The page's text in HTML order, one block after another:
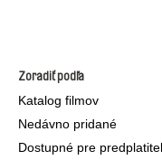
Zoradiť podľa
Katalog filmov
Nedávno pridané
Dostupné pre